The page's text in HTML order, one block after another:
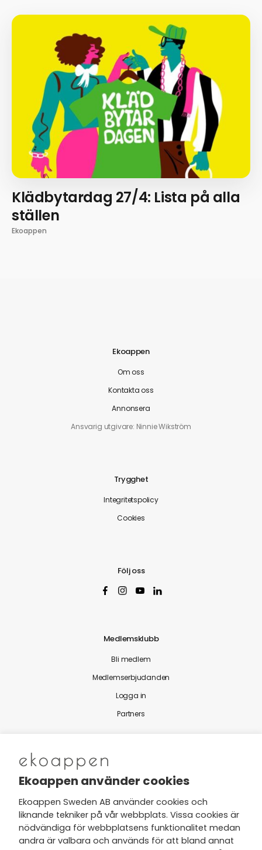
Klädbytardag 27/4: Lista på alla
ställen
Ekoappen
Ekoappen
Om oss
Kontakta oss
Annonsera
Ansvarig utgivare: Ninnie Wikström
Trygghet
Integritetspolicy
Cookies
Följ oss
Medlemsklubb
Bli medlem
Medlemserbjudanden
Logga in
Partners
Nytt från Ekoappen
Jag har tagit del av Ekoappens
personuppgifts- och
integritetspolicyoch tar gärna del
Ekoappen använder cookies
Ekoappen Sweden AB använder cookies och
liknande tekniker på vår webbplats. Vissa cookies är
nödvändiga för webbplatsens funktionalitet medan
andra är valbara och används för att bland annat